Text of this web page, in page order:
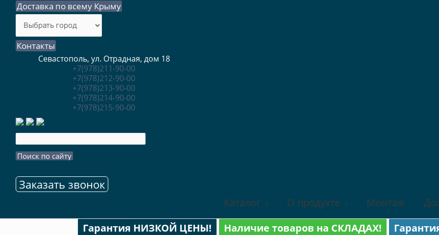
Доставка по всему Крыму
Контакты
Севастополь, ул. Отрадная, дом 18
+7(978)211-90-00
+7(978)212-90-00
+7(978)213-90-00
+7(978)214-90-00
+7(978)215-90-00
Заказать звонок
Каталог О продукте Монтаж
Гарантия НИЗКОЙ ЦЕНЫ!
Наличие товаров на СКЛАДАХ!